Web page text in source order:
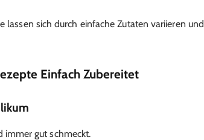
lassen sich durch einfache Zutaten variieren und
Einfach Zubereitet
immer gut schmeckt.